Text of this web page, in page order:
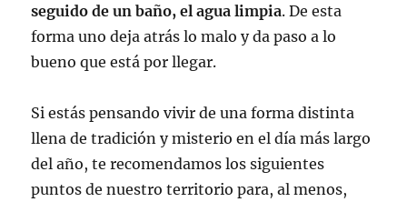
seguido de un baño, el agua limpia. De esta
forma uno deja atrás lo malo y da paso a lo
bueno que está por llegar.
Si estás pensando vivir de una forma distinta
llena de tradición y misterio en el día más largo
del año, te recomendamos los siguientes
puntos de nuestro territorio para, al menos,